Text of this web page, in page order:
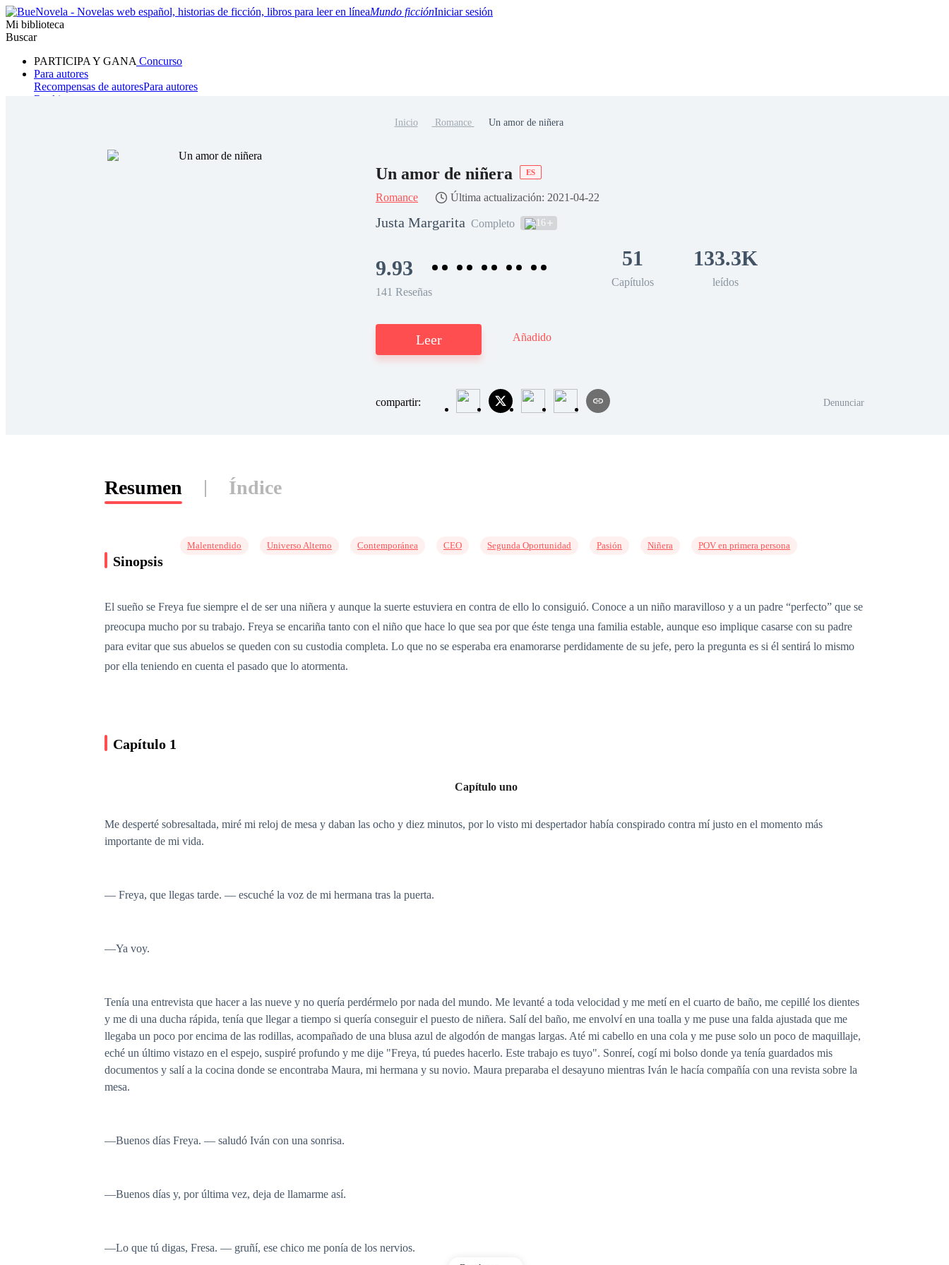
Mundo ficciónIniciar sesión
Mi biblioteca
Buscar
PARTICIPA Y GANA Concurso
Para autores
Recompensas de autoresPara autores
Ranking
Hombre lobo Mafia Sistema Fantasía
Inicio Romance Un amor de niñera
Un amor de niñera ES
Romance Última actualización: 2021-04-22
Justa Margarita Completo 16
9.93
141 Reseñas
51
Capítulos
133.3K
leídos
Leer Añadido
compartir: Denunciar
Resumen Índice
Sinopsis
Malentendido Universo Alterno Contemporánea CEO Segunda Oportunidad Pasión Niñera POV en primera persona
El sueño se Freya fue siempre el de ser una niñera y aunque la suerte estuviera en contra de ello lo consiguió. Conoce a un niño maravilloso y a un padre “perfecto” que se
preocupa mucho por su trabajo. Freya se encariña tanto con el niño que hace lo que sea por que éste tenga una familia estable, aunque eso implique casarse con su padre
para evitar que sus abuelos se queden con su custodia completa. Lo que no se esperaba era enamorarse perdidamente de su jefe, pero la pregunta es si él sentirá lo mismo
por ella teniendo en cuenta el pasado que lo atormenta.
Capítulo 1
Capítulo uno
Me desperté sobresaltada, miré mi reloj de mesa y daban las ocho y diez minutos, por lo visto mi despertador había conspirado contra mí justo en el momento más
importante de mi vida.
— Freya, que llegas tarde. — escuché la voz de mi hermana tras la puerta.
—Ya voy.
Tenía una entrevista que hacer a las nueve y no quería perdérmelo por nada del mundo. Me levanté a toda velocidad y me metí en el cuarto de baño, me cepillé los dientes
y me di una ducha rápida, tenía que llegar a tiempo si quería conseguir el puesto de niñera. Salí del baño, me envolví en una toalla y me puse una falda ajustada que me
llegaba un poco por encima de las rodillas, acompañado de una blusa azul de algodón de mangas largas. Até mi cabello en una cola y me puse solo un poco de maquillaje,
eché un último vistazo en el espejo, suspiré profundo y me dije "Freya, tú puedes hacerlo. Este trabajo es tuyo". Sonreí, cogí mi bolso donde ya tenía guardados mis
documentos y salí a la cocina donde se encontraba Maura, mi hermana y su novio. Maura preparaba el desayuno mientras Iván le hacía compañía con una revista sobre la
mesa.
—Buenos días Freya. — saludó Iván con una sonrisa.
—Buenos días y, por última vez, deja de llamarme así.
—Lo que tú digas, Fresa. — gruñí, ese chico me ponía de los nervios.